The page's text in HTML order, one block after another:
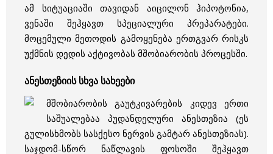
ამ სიტუაციაში თავიდან აიცილონ ჰიპოტონია,
ვენაში შეჰყავთ სპეციალური პრეპარატები.
მოცემული მეთოდის გამოყენება ერთგვარ რისკს
უქმნის დედის აქტივობას მშობიარობის პროცესში.
ანესთეზიის სხვა სახეები
მშობიარობის გაუტკივარების კიდევ ერთი
საშუალებაა პუდანდელური ანესთეზია (ეს
გულისხმობს სასქესო ნერვის გამტარ ანესთეზიას).
საჯდომ-სწორ ნაწლავის ფოსოში შეჰყავთ